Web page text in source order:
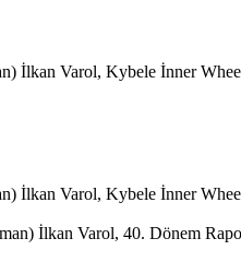
İlkan Varol, Kybele İnner
İlkan Varol, Kybele İnner